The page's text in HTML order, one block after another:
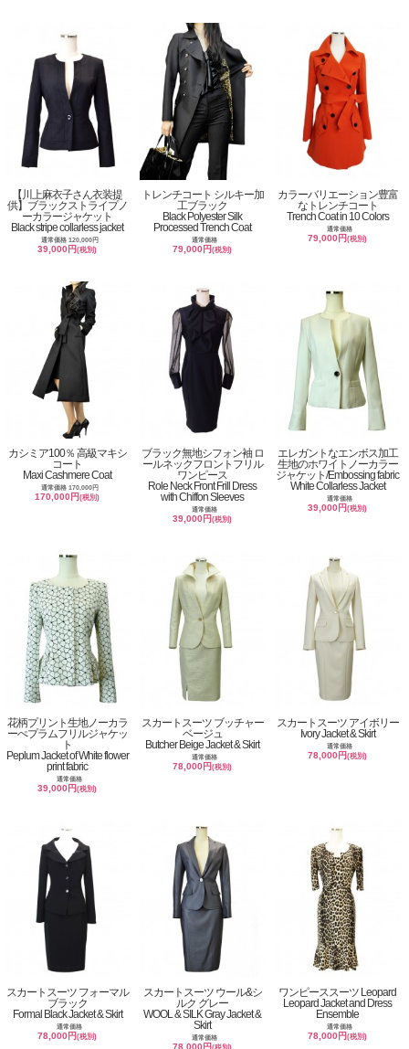
【川上麻衣子さん衣装提
供】ブラックストライプノ
ーカラージャケット
Black stripe collarless jacket
通常価格 120,000円
39,000円(税別)
トレンチコート シルキー加
工ブラック
Black Polyester Silk
Processed Trench Coat
通常価格
79,000円(税別)
カラーバリエーション豊富
なトレンチコート
Trench Coat in 10 Colors
通常価格
79,000円(税別)
カシミア100％ 高級マキシ
コート
Maxi Cashmere Coat
通常価格 170,000円
170,000円(税別)
ブラック無地シフォン袖 ロ
ールネックフロントフリル
ワンピース
Role Neck Front Frill Dress
with Chiffon Sleeves
通常価格
39,000円(税別)
エレガントなエンボス加工
生地のホワイトノーカラー
ジャケット/Embossing fabric
White Collarless Jacket
通常価格
39,000円(税別)
花柄プリント生地ノーカラ
ーぺプラムフリルジャケッ
ト
Peplum Jacket of White flower
print fabric
通常価格
39,000円(税別)
スカートスーツ ブッチャー
ベージュ
Butcher Beige Jacket & Skirt
通常価格
78,000円(税別)
スカートスーツ アイボリー
Ivory Jacket & Skirt
通常価格
78,000円(税別)
スカートスーツ フォーマル
ブラック
Formal Black Jacket & Skirt
通常価格
78,000円(税別)
スカートスーツ ウール&シ
ルク グレー
WOOL & SILK Gray Jacket &
Skirt
通常価格
78,000円
ワンピーススーツ Leopard
Leopard Jacket and Dress
Ensemble
通常価格
78,000円(税別)